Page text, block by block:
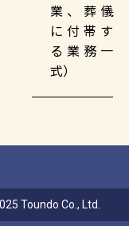
業、葬儀
に付帯す
る業務一
式）
Toundo Co., Ltd.